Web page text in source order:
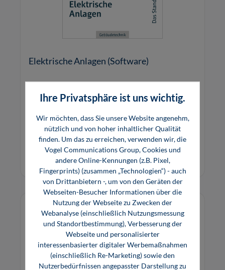
Elektrische Anlagen (Software)
Das multimediale Lernprogramm erklärt
erforderlichen Schutzmaßnahmen. Erfahren Sie
mehr.
22,00 €*
Online, Download
Ihre Privatsphäre ist uns wichtig.
Wir möchten, dass Sie unsere Website angenehm,
nützlich und von hoher inhaltlicher Qualität
finden. Um das zu erreichen, verwenden wir, die
Vogel Communications Group, Cookies und
andere Online-Kennungen (z.B. Pixel,
Fingerprints) (zusammen „Technologien“) - auch
von Drittanbietern -, um von den Geräten der
Webseiten-Besucher Informationen über die
Nutzung der Webseite zu Zwecken der
Webanalyse (einschließlich Nutzungsmessung
und Standortbestimmung), Verbesserung der
Webseite und personalisierter
interessenbasierter digitaler Werbemaßnahmen
(einschließlich Re-Marketing) sowie den
Nutzerbedürfnissen angepasster Darstellung zu